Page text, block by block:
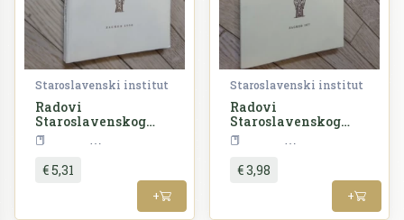
Staroslavenski institut
Radovi
Staroslavenskog
instituta - Knjiga 3
€ 5,31
+
Staroslavenski institut
Radovi
Staroslavenskog
instituta - Knjiga 8
€ 3,98
+